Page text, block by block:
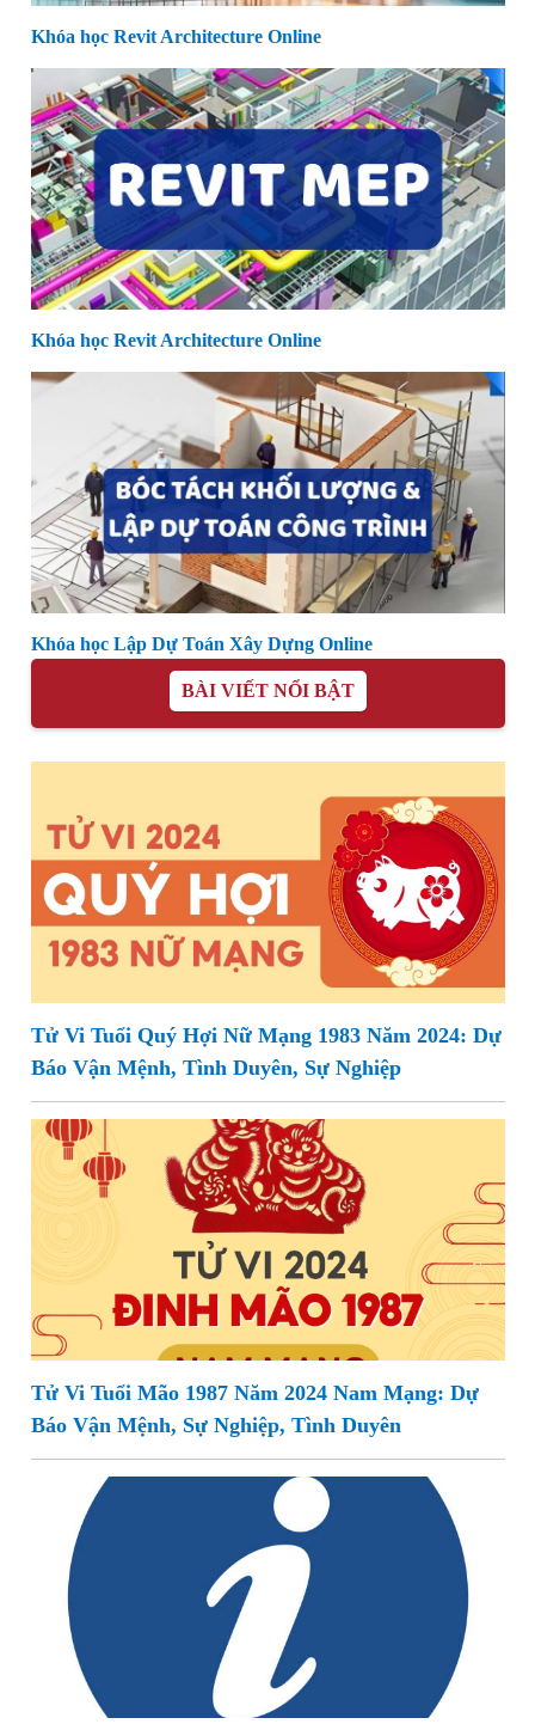
Khóa học Revit Architecture Online
Khóa học Revit Architecture Online
Khóa học Lập Dự Toán Xây Dựng Online
BÀI VIẾT NỔI BẬT
Tử Vi Tuổi Quý Hợi Nữ Mạng 1983 Năm 2024: Dự
Báo Vận Mệnh, Tình Duyên, Sự Nghiệp
Tử Vi Tuổi Mão 1987 Năm 2024 Nam Mạng: Dự
Báo Vận Mệnh, Sự Nghiệp, Tình Duyên